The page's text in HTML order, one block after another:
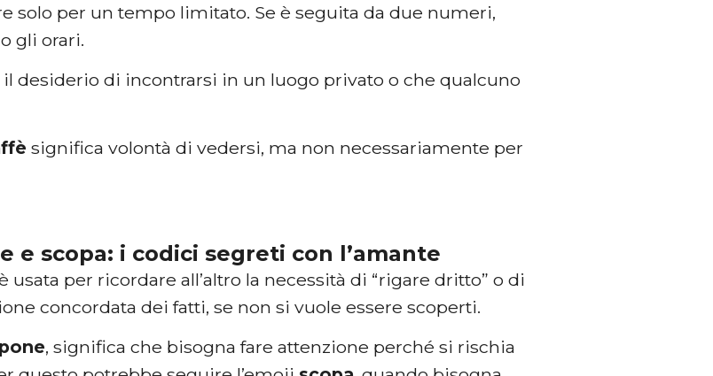
solo per un tempo limitato. Se è seguita da due numeri,
gli orari.
desiderio di incontrarsi in un luogo privato o che qualcuno
significa volontà di vedersi, ma non necessariamente per
e scopa: i codici segreti con l’amante
usata per ricordare all’altro la necessità di “rigare dritto” o di
concordata dei fatti, se non si vuole essere scoperti.
, significa che bisogna fare attenzione perché si rischia